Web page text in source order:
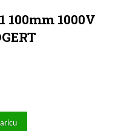
100mm 1000V